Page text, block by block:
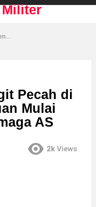
AS
Pecah di
Mulai
AS
2k Views